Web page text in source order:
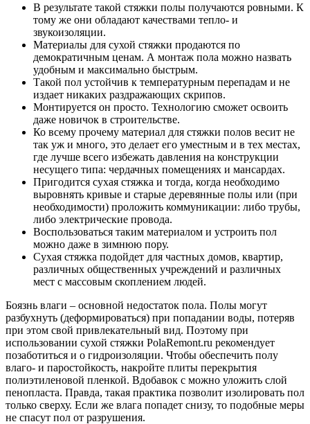
В результате такой стяжки полы получаются ровными. К
тому же они обладают качествами тепло- и
звукоизоляции.
Материалы для сухой стяжки продаются по
демократичным ценам. А монтаж пола можно назвать
удобным и максимально быстрым.
Такой пол устойчив к температурным перепадам и не
издает никаких раздражающих скрипов.
Монтируется он просто. Технологию сможет освоить
даже новичок в строительстве.
Ко всему прочему материал для стяжки полов весит не
так уж и много, это делает его уместным и в тех местах,
где лучше всего избежать давления на конструкции
несущего типа: чердачных помещениях и мансардах.
Пригодится сухая стяжка и тогда, когда необходимо
выровнять кривые и старые деревянные полы или (при
необходимости) проложить коммуникации: либо трубы,
либо электрические провода.
Воспользоваться таким материалом и устроить пол
можно даже в зимнюю пору.
Сухая стяжка подойдет для частных домов, квартир,
различных общественных учреждений и различных
мест с массовым скоплением людей.
Боязнь влаги – основной недостаток пола. Полы могут
разбухнуть (деформироваться) при попадании воды, потеряв
при этом свой привлекательный вид. Поэтому при
использовании сухой стяжки PolaRemont.ru рекомендует
позаботиться и о гидроизоляции. Чтобы обеспечить полу
влаго- и паростойкость, накройте плиты перекрытия
полиэтиленовой пленкой. Вдобавок с можно уложить слой
пенопласта. Правда, такая практика позволит изолировать пол
только сверху. Если же влага попадет снизу, то подобные меры
не спасут пол от разрушения.